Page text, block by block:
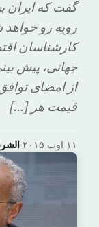
روبه رو خواهد
کارشناسان
جهانی، پیش
قیمت هر […]
· ۱۱ اوت ۲۰۱۵